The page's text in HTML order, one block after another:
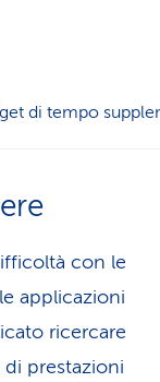
di tempo
con le
applicazioni
ricercare
prestazioni